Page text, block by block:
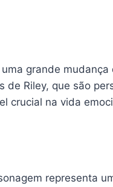
grande
Riley, que são
crucial na vida
representa